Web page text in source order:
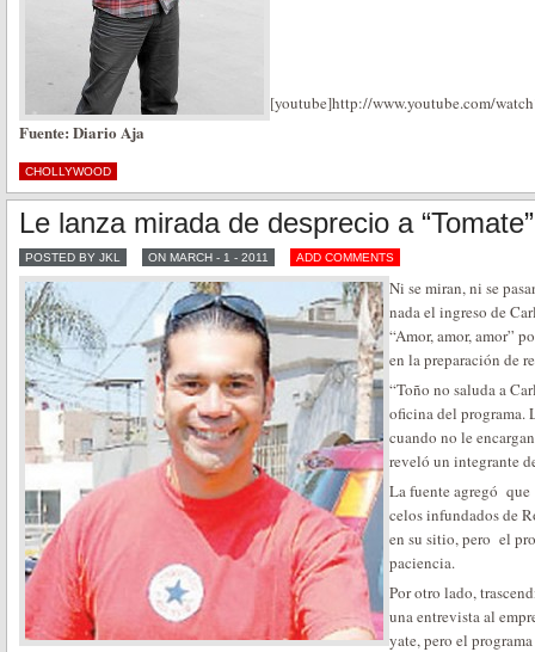
[youtube]http://www.youtube.com/
Fuente: Diario Aja
CHOLLYWOOD
Le lanza mirada de desprecio a “Tomate”
POSTED BY JKL ON MARCH - 1 - 2011 ADD COMMENTS
Ni se miran, ni se
nada el ingreso de
“Amor, amor, amor”
en la preparación de
“Toño no saluda a
oficina del programa.
cuando no le
reveló un integrante
La fuente agregó
celos infundados de
en su sitio, pero el
paciencia.
Por otro lado,
una entrevista al
yate, pero el